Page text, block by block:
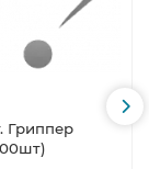
Гриппер